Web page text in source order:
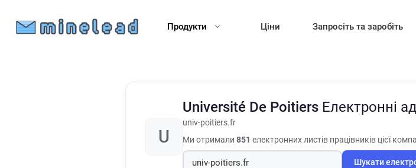
Продукти Ціни Запросіть та заробіть
U
Université De Poitiers Електронні
univ-poitiers.fr
Ми отримали 851 електронних листів працівників цієї
Шукати